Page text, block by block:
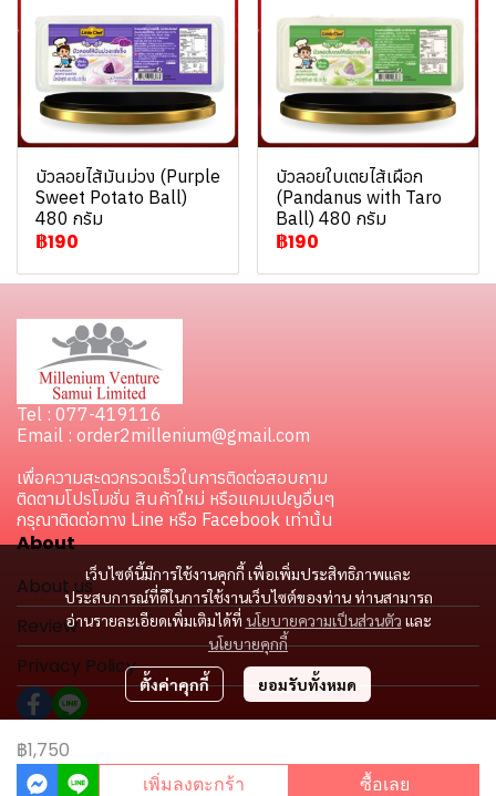
บัวลอยไส้มันม่วง (Purple
Sweet Potato Ball)
480 กรัม
฿190
บัวลอยใบเตยไส้เผือก
(Pandanus with Taro
Ball) 480 กรัม
฿190
฿1,750
เพิ่มลงตะกร้า
ซื้อเลย
เว็บไซต์นี้มีการใช้งานคุกกี้ เพื่อเพิ่มประสิทธิภาพและ
ประสบการณ์ที่ดีในการใช้งานเว็บไซต์ของท่าน ท่านสามารถ
อ่านรายละเอียดเพิ่มเติมได้ที่ นโยบายความเป็นส่วนตัว และ
นโยบายคุกกี้
ตั้งค่าคุกกี้ ยอมรับทั้งหมด
Tel : 077-419116
Email : order2millenium@gmail.com
เพื่อความสะดวกรวดเร็วในการติดต่อสอบถาม
ติดตามโปรโมชั่น สินค้าใหม่ หรือแคมเปญอื่นๆ
กรุณาติดต่อทาง Line หรือ Facebook เท่านั้น
About
About us
Review
Privacy Policy
Copyright 2024 | All Rights Reserved | Powered by MWE